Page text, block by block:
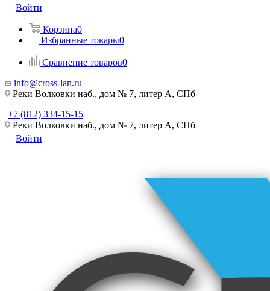
Войти
Корзина0
Избранные товары0
Сравнение товаров0
info@cross-lan.ru
Реки Волковки наб., дом № 7, литер А, СПб
+7 (812) 334-15-15
Реки Волковки наб., дом № 7, литер А, СПб
Войти